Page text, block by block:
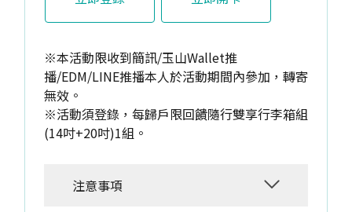
※本活動限收到簡訊/玉山Wallet推
播/EDM/LINE推播本人於活動期間內參加，轉寄
無效。
※活動須登錄，每歸戶限回饋隨行雙享行李箱組
(14吋+20吋)1組。
注意事項